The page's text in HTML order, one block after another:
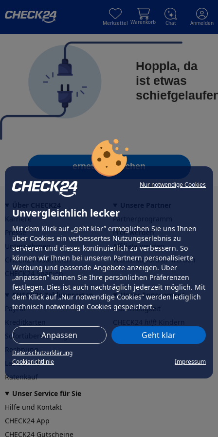
Nur notwendige Cookies
Unvergleichlich lecker
Mit dem Klick auf „geht klar” ermöglichen Sie uns Ihnen
über Cookies ein verbessertes Nutzungserlebnis zu
servieren und dieses kontinuierlich zu verbessern. So
können wir Ihnen bei unseren Partnern personalisierte
Werbung und passende Angebote anzeigen. Über
„anpassen” können Sie Ihre persönlichen Präferenzen
festlegen. Dies ist auch nachträglich jederzeit möglich. Mit
dem Klick auf „Nur notwendige Cookies” werden lediglich
technisch notwendige Cookies gespeichert.
Anpassen Geht klar
Datenschutzerklärung
Cookierichtlinie
Impressum
Merkzettel Warenkorb Chat Anmelden
Hoppla, da
ist etwas
erneut versuchen
Karriere
Presse
Unternehmen
CHECK24 Österreich
CHECK24 Spanien
Partnerprogramm
Profi werden
Affiliate werden
Werkstattpartner werden
CHECK24 Zahlungsarten
PayPal
Sofortüberweisung
Rechnung
Lastschrift
Ratenkauf
Unser Engagement
Nachhaltigkeit
CHECK24hilftder Natur
Unser Service für Sie
Hilfe und Kontakt
CHECK24 App
CHECK24 Gutscheine